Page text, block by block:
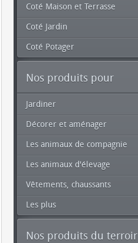
Coté Maison et Terrasse
Coté Jardin
Coté Potager
Nos produits pour
Jardiner
Décorer et aménager
Les animaux de compagnie
Les animaux d'élevage
Vêtements, chaussants
Les plus
Nos produits du terroir